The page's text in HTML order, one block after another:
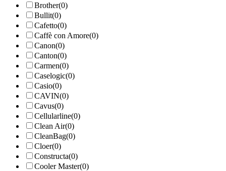
Brother(0)
Bullit(0)
Cafetto(0)
Caffè con Amore(0)
Canon(0)
Canton(0)
Carmen(0)
Caselogic(0)
Casio(0)
CAVIN(0)
Cavus(0)
Cellularline(0)
Clean Air(0)
CleanBag(0)
Cloer(0)
Constructa(0)
Cooler Master(0)